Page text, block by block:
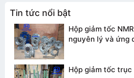
Tin tức nổi bật
Hộp giảm tốc
nguyên lý và ứng
Hộp giảm tốc trục